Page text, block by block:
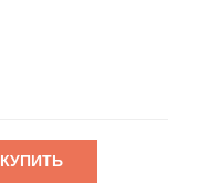
КУПИТЬ